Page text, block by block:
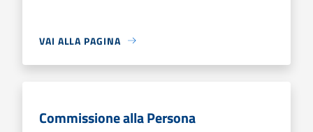
VAI ALLA PAGINA
Commissione alla Persona